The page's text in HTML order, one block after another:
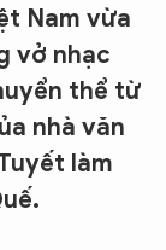
Nam vừa
vở nhạc
thể từ
nhà văn
làm